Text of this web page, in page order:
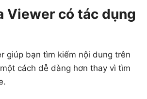
Viewer có tác dụng
giúp bạn tìm kiếm nội dung trên
một cách dễ dàng hơn thay vì tìm